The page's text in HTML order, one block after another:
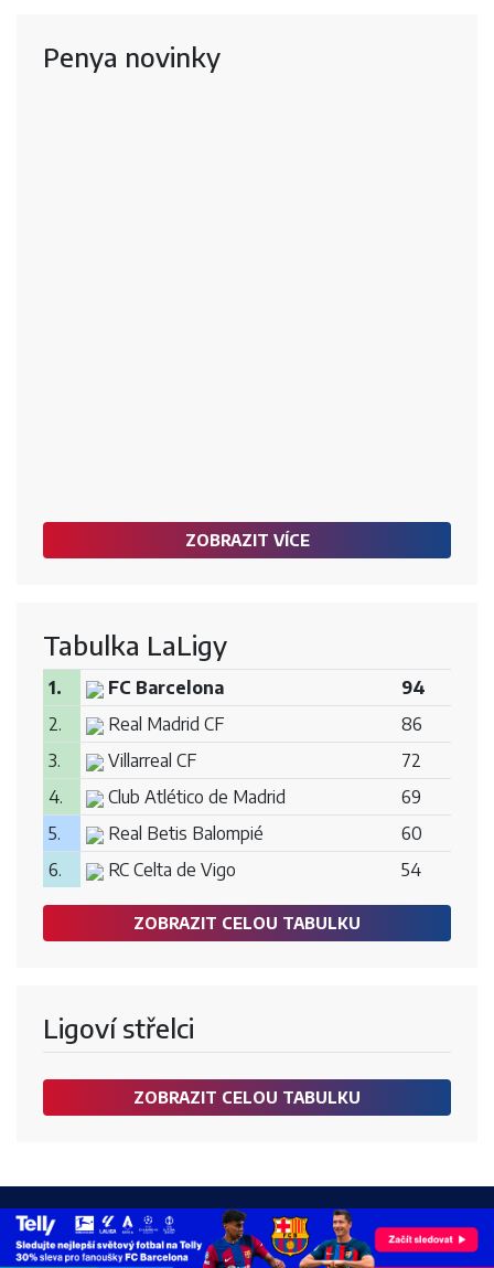
Penya novinky
ZOBRAZIT VÍCE
Tabulka LaLigy
1. FC Barcelona
94
2.
Real Madrid CF
86
3.
Villarreal CF
72
4.
Club Atlético de Madrid
69
5.
Real Betis Balompié
60
6.
RC Celta de Vigo 54
ZOBRAZIT CELOU TABULKU
Ligoví střelci
ZOBRAZIT CELOU TABULKU